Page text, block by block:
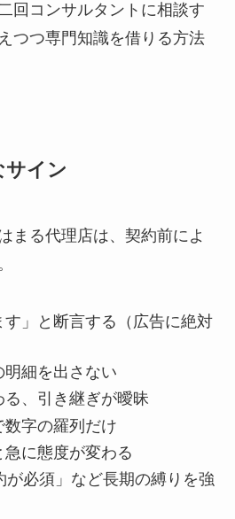
回コンサルタントに相談す
つつ専門知識を借りる方法
サイン
まる代理店は、契約前によ
す」と断言する（広告に絶対
細を出さない
、引き継ぎが曖昧
数字の羅列だけ
に態度が変わる
が必須」など長期の縛りを強